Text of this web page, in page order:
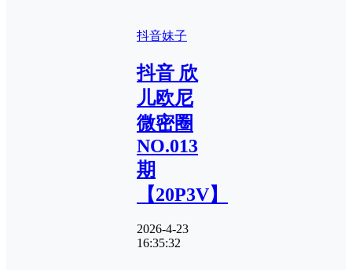
抖音妹子
抖音 欣
儿欧尼
微密圈
NO.013
期
【20P3V】
2026-4-23
16:35:32